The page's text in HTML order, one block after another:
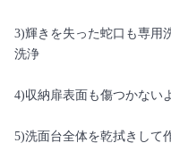
3)輝きを失った蛇口も専用
洗浄
4)収納扉表面も傷つかない
5)洗面台全体を乾拭きして